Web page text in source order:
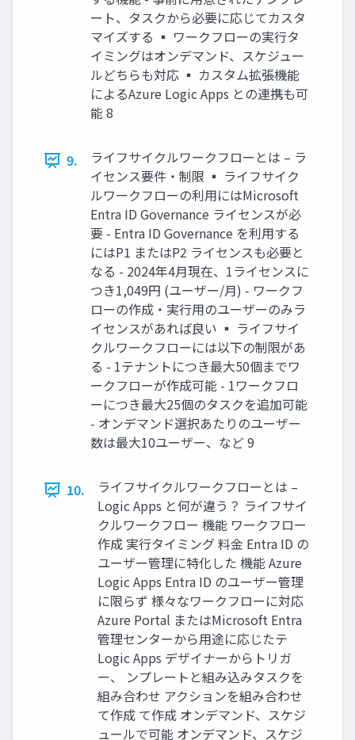
ート、タスクから必要に応じてカスタ
マイズする ▪ ワークフローの実行タ
イミングはオンデマンド、スケジュー
ルどちらも対応 ▪ カスタム拡張機能
によるAzure Logic Apps との連携も可
能 8
9.
ライフサイクルワークフローとは – ラ
イセンス要件・制限 ▪ ライフサイク
ルワークフローの利用にはMicrosoft
Entra ID Governance ライセンスが必
要 - Entra ID Governance を利用する
にはP1 またはP2 ライセンスも必要と
なる - 2024年4月現在、1ライセンスに
つき1,049円 (ユーザー/月) - ワークフ
ローの作成・実行用のユーザーのみラ
イセンスがあれば良い ▪ ライフサイ
クルワークフローには以下の制限があ
る - 1テナントにつき最大50個までワ
ークフローが作成可能 - 1ワークフロ
ーにつき最大25個のタスクを追加可能
- オンデマンド選択あたりのユーザー
数は最大10ユーザー、など 9
10.
ライフサイクルワークフローとは –
Logic Apps と何が違う？ ライフサイ
クルワークフロー 機能 ワークフロー
作成 実行タイミング 料金 Entra ID の
ユーザー管理に特化した 機能 Azure
Logic Apps Entra ID のユーザー管理
に限らず 様々なワークフローに対応
Azure Portal またはMicrosoft Entra
管理センターから用途に応じたテ
Logic Apps デザイナーからトリガ
ー、 ンプレートと組み込みタスクを
組み合わせ アクションを組み合わせ
て作成 て作成 オンデマンド、スケジ
ュールで可能 オンデマンド、スケジ